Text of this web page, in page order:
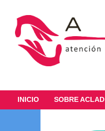
INICIO SOBRE ACLAD